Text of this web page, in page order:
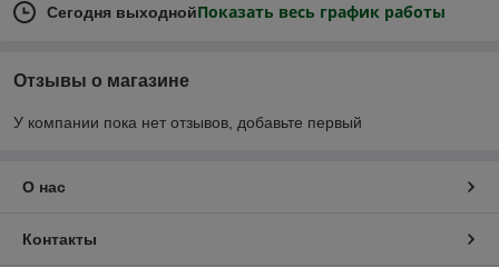
Сегодня выходнойПоказать весь график работы
Отзывы о магазине
У компании пока нет отзывов, добавьте первый
О нас
Контакты